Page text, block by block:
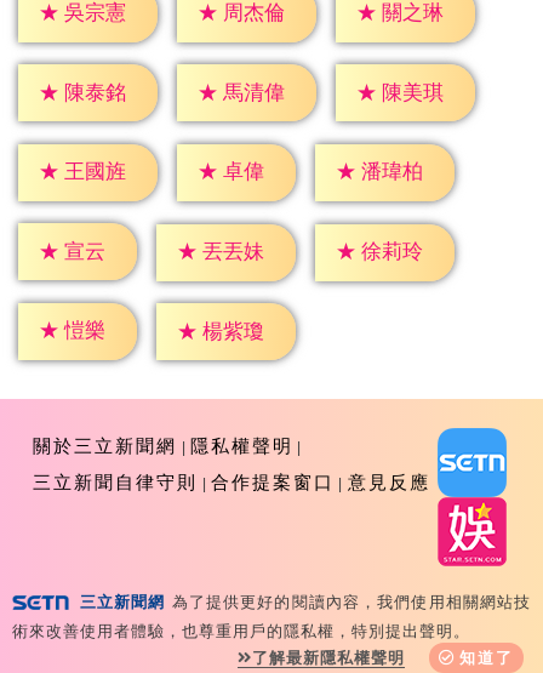
★ 吳宗憲 ★ 周杰倫 ★ 關之琳
★ 陳泰銘 ★ 馬清偉 ★ 陳美琪
★ 王國旌 ★ 卓偉 ★ 潘瑋柏
★ 宣云 ★ 丟丟妹 ★ 徐莉玲
★ 愷樂 ★ 楊紫瓊
關於三立新聞網
隱私權聲明
三立新聞自律守則
合作提案窗口 意見反應
Copyright ©2026 Sanlih E-Television All Rights
Reserved 版權所有 盜用必究 台北市內湖區舊宗路一段159
三立新聞網 為了提供更好的閱讀內容，我們使用相關網站技
術來改善使用者體驗，也尊重用戶的隱私權，特別提出聲明。
了解最新隱私權聲明
知道了